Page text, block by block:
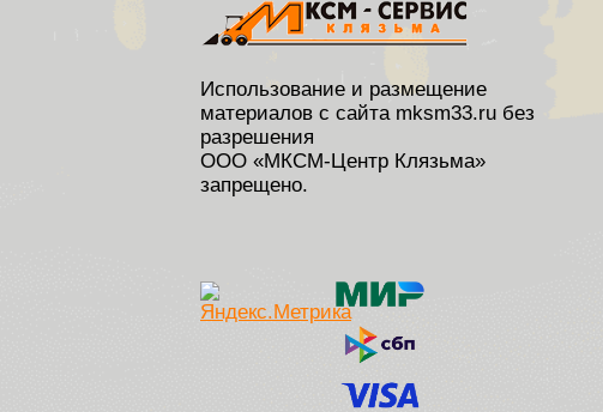
Использование и размещение
материалов с сайта mksm33.ru без
разрешения
ООО «МКСМ-Центр Клязьма»
запрещено.